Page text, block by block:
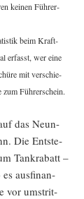
kei­nen Füh­rer­
beim Kraft­
erfasst, wer eine
mit ver­schie­
zum Führerschein.
das Neun-
Die Ent­ste­
Tan­kra­batt –
es aus­fi­nan­
vor umstrit­